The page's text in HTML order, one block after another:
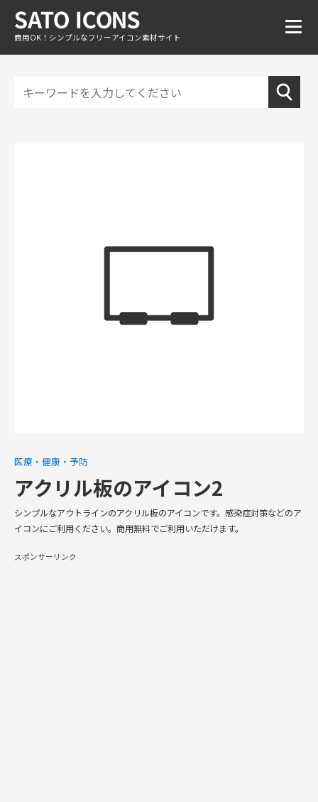
商用OK！シンプルなフリーアイコン素材サイト
医療・健康・予防
アクリル板のアイコン2
シンプルなアウトラインのアクリル板のアイコンです。感染症対策などのア
イコンにご利用ください。商用無料でご利用いただけます。
スポンサーリンク